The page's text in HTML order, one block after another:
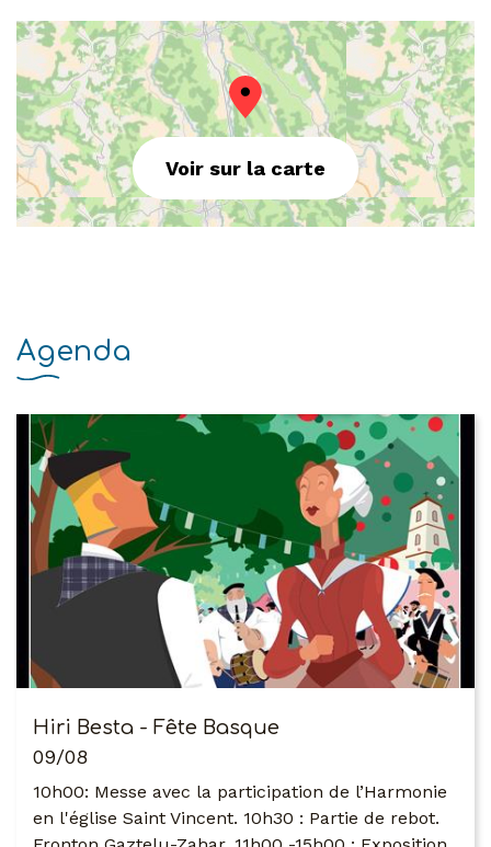
Voir sur la carte
Agenda
Hiri Besta - Fête Basque
09/08
10h00: Messe avec la participation de l’Harmonie
en l'église Saint Vincent. 10h30 : Partie de rebot.